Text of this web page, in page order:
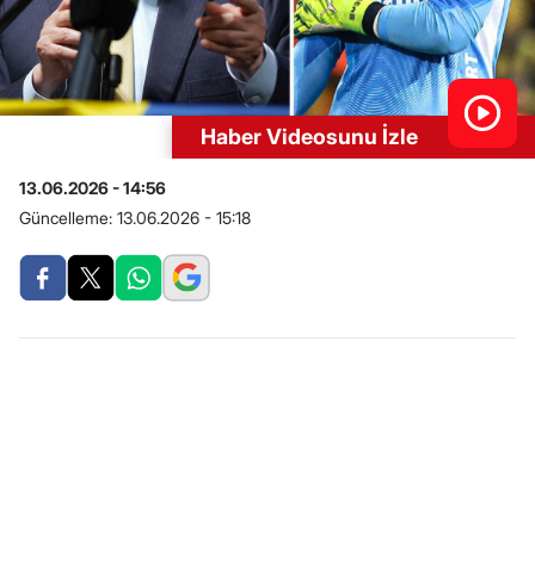
Haber Videosunu İzle
13.06.2026 - 14:56
Güncelleme: 13.06.2026 - 15:18